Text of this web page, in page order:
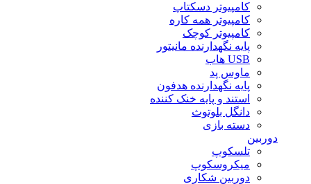
کامپیوتر دسکتاپ
کامپیوتر همه کاره
کامپیوتر کوچک
پایه نگهدارنده مانیتور
USB هاب
ماوس پد
پایه نگهدارنده هدفون
استند و پایه خنک کننده
دانگل بلوتوث
دسته بازی
دوربین
تلسکوپ
میکروسکوپ
دوربین شکاری